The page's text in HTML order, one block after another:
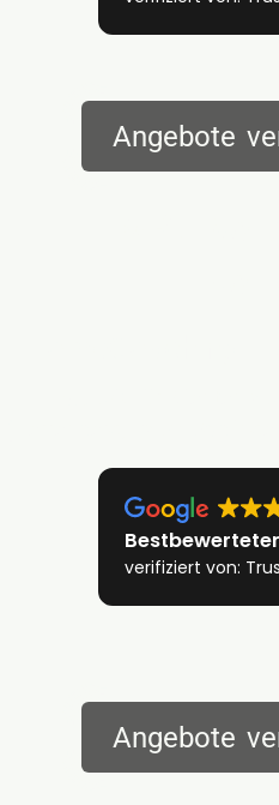
Angebote
verifiziert von:
Angebote